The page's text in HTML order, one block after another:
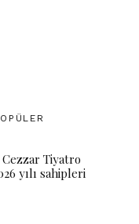
Tiyatro
yılı sahipleri